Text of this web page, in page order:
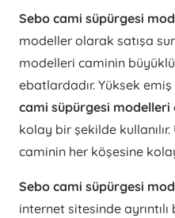
Sebo cami süpürgesi
modeller olarak satışa
modelleri caminin
ebatlardadır. Yüksek
cami süpürgesi modelleri
kolay bir şekilde
caminin her köşesine
Sebo cami süpürgesi
internet sitesinde